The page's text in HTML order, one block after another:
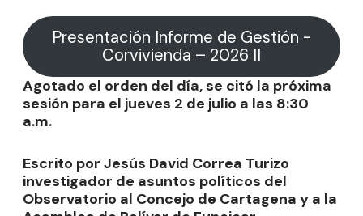
Presentación Informe de Gestión -
Corvivienda – 2026 II
Agotado el orden del día, se citó la próxima
sesión para el jueves 2 de julio a las 8:30
a.m.
Escrito por Jesús David Correa Turizo
investigador de asuntos políticos del
Observatorio al Concejo de Cartagena y a la